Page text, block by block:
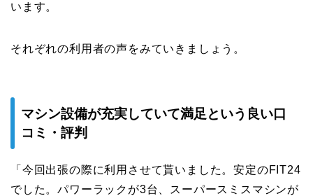
います。
それぞれの利用者の声をみていきましょう。
マシン設備が充実していて満足という良い口
コミ・評判
「今回出張の際に利用させて貰いました。安定のFIT24
でした。パワーラックが3台、スーパースミスマシンが